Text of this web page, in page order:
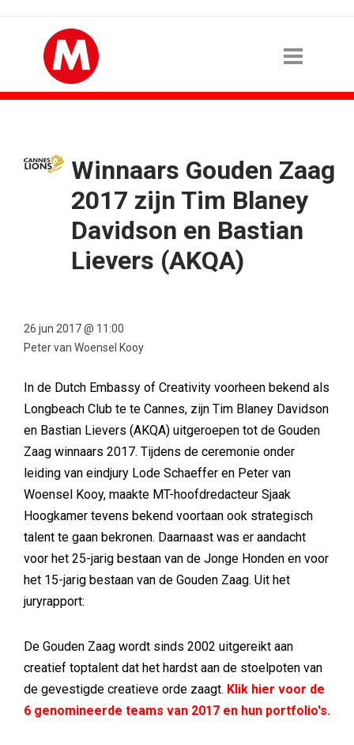
Winnaars Gouden Zaag
2017 zijn Tim Blaney
Davidson en Bastian
Lievers (AKQA)
26 jun 2017 @ 11:00
Peter van Woensel Kooy
In de Dutch Embassy of Creativity voorheen bekend als
Longbeach Club te te Cannes, zijn Tim Blaney Davidson
en Bastian Lievers (AKQA) uitgeroepen tot de Gouden
Zaag winnaars 2017. Tijdens de ceremonie onder
leiding van eindjury Lode Schaeffer en Peter van
Woensel Kooy, maakte MT-hoofdredacteur Sjaak
Hoogkamer tevens bekend voortaan ook strategisch
talent te gaan bekronen. Daarnaast was er aandacht
voor het 25-jarig bestaan van de Jonge Honden en voor
het 15-jarig bestaan van de Gouden Zaag. Uit het
juryrapport:
De Gouden Zaag wordt sinds 2002 uitgereikt aan
creatief toptalent dat het hardst aan de stoelpoten van
de gevestigde creatieve orde zaagt. Klik hier voor de
6 genomineerde teams van 2017 en hun portfolio's.